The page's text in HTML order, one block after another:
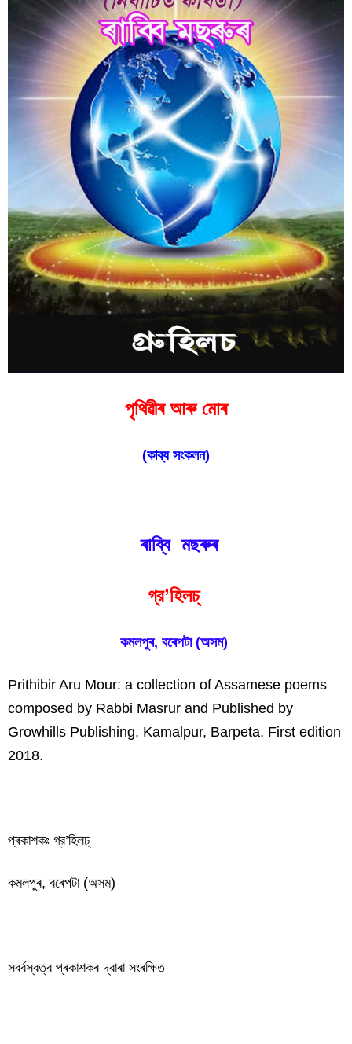
পৃথিৱীৰ আৰু মোৰ
(কাব্য সংকলন)
ৰাব্বি মছৰুৰ
গ্র’হিলচ্‌
কমলপুৰ, বৰেপটা (অসম)
Prithibir Aru Mour: a collection of Assamese poems
composed by Rabbi Masrur and Published by
Growhills Publishing, Kamalpur, Barpeta. First edition
2018.
প্ৰকাশকঃ গ্র’হিলচ্‌
কমলপুৰ, বৰেপটা (অসম)
সবৰ্বস্বত্ব প্ৰকাশকৰ দ্বাৰা সংৰক্ষিত